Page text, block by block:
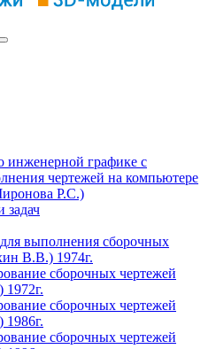
инженерной графике с
чертежей на компьютере
Р.С.)
задач
выполнения сборочных
В.В.) 1974г.
сборочных чертежей
сборочных чертежей
сборочных чертежей